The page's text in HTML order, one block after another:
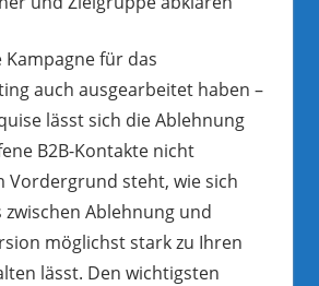
Kampagne für das
auch ausgearbeitet haben –
lässt sich die Ablehnung
B2B-Kontakte nicht
Vordergrund steht, wie sich
Ablehnung und
möglichst stark zu Ihren
lässt. Den wichtigsten